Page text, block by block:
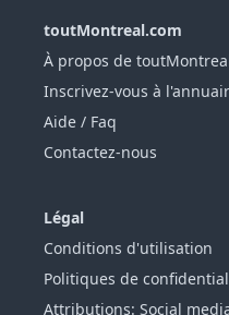
toutMontreal.com
À propos de
Inscrivez-vous à
Aide / Faq
Contactez-nous
Légal
Conditions d'utilisation
Politiques de
Attributions: Social